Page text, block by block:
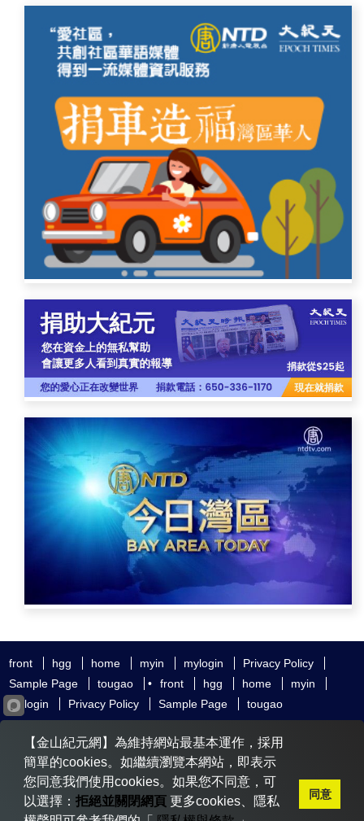
front hgg home myin mylogin
Privacy Policy
Sample Page
tougao • front hgg home
myin
mylogin
Privacy Policy Sample Page tougao
友好鏈接 追查國際 新唐人電視
神韻藝術團
大紀元時報
希望之聲 全球退黨服務中心 明慧網
無界網
【金山紀元網】為維持網站最基本運作，採用
簡單的cookies。如繼續瀏覽本網站，即表示
您同意我們使用cookies。如果您不同意，可
以選擇： 拒絕並關閉網頁更多cookies、隱私
同意